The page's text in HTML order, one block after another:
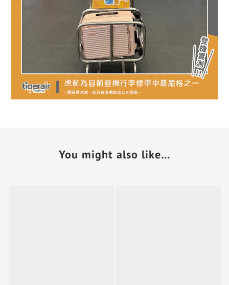
You might also like...